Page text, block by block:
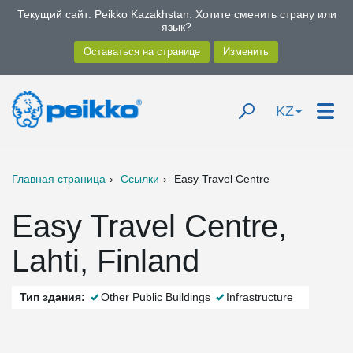
Текущий сайт: Peikko Kazakhstan. Хотите сменить страну или
язык?
KZ
Главная страница Ссылки Easy Travel Centre
Easy Travel Centre,
Lahti, Finland
Тип здания: Other Public Buildings Infrastructure